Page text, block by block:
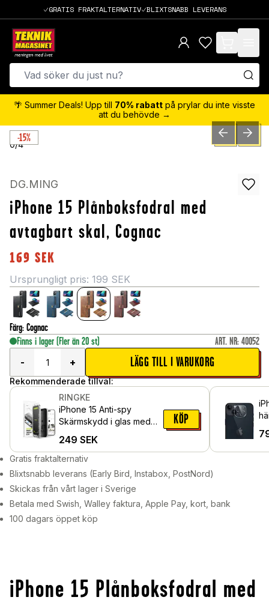
GRATIS FRAKTALTERNATIV BLIXTSNABB LEVERANS
items in cart,
🌴 Summer Deals! Upp till 70% rabatt på prylar du inte visste
att du behövde →
-15%
0/4 PREVIOUSNEXT
DG.MING
iPhone 15 Plånboksfodral med
avtagbart skal, Cognac
169 SEK
Ursprungligt pris: 199 SEK
Färg: Cognac
Finns i lager (Fler än 20 st) ART. NR: 40052
-
+ LÄGG TILL I VARUKORG
Rekommenderade tillval:
RINGKE
iPhone 15 Anti-spy
Skärmskydd i glas med
249 SEK
KÖP
Gratis fraktalternativ
Blixtsnabb leverans (Early Bird, Instabox, PostNord)
Skickas från vårt lager i Sverige
Betala med Swish, Walley faktura, Apple Pay, kort, bank
100 dagars öppet köp
iPhone 15 Plånboksfodral med